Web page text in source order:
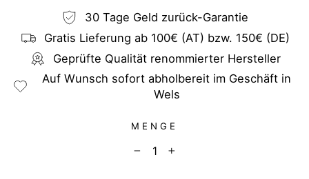
30 Tage Geld zurück-Garantie
Gratis Lieferung ab 100€ (AT) bzw. 150€ (DE)
Geprüfte Qualität renommierter Hersteller
Auf Wunsch sofort abholbereit im Geschäft in
Wels
MENGE
+